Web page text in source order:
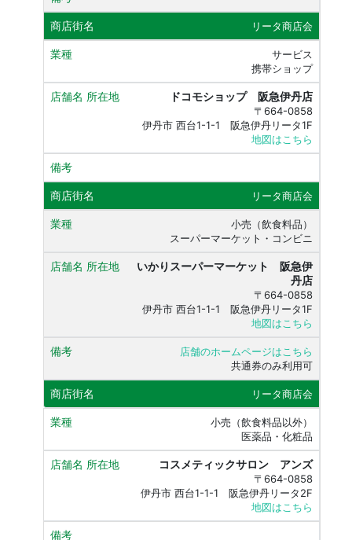
リータ商店会
サービス
携帯ショップ
ドコモショップ 阪急伊丹店
〒664-0858
伊丹市 西台1-1-1 阪急伊丹リータ1F
地図はこちら
リータ商店会
小売（飲食料品）
スーパーマーケット・コンビニ
いかりスーパーマーケット 阪急伊
丹店
〒664-0858
伊丹市 西台1-1-1 阪急伊丹リータ1F
地図はこちら
店舗のホームページはこちら
共通券のみ利用可
リータ商店会
小売（飲食料品以外）
医薬品・化粧品
コスメティックサロン アンズ
〒664-0858
伊丹市 西台1-1-1 阪急伊丹リータ2F
地図はこちら